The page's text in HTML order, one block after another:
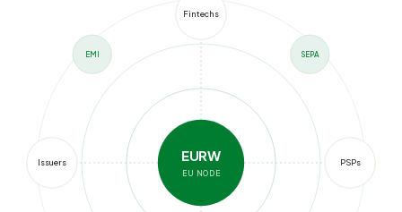
EURW
EU NODE
Fintechs
PSPs
Issuers
SEPA
EMI